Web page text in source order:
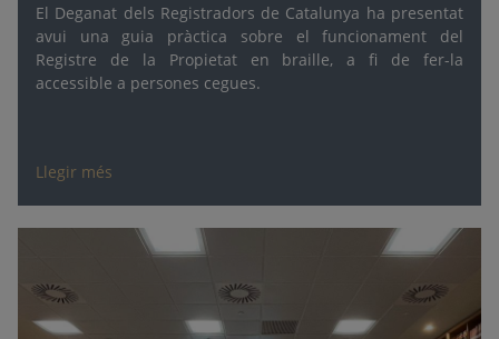
El Deganat dels Registradors de Catalunya ha presentat
avui una guia pràctica sobre el funcionament del
Registre de la Propietat en braille, a fi de fer-la
accessible a persones cegues.
Llegir més